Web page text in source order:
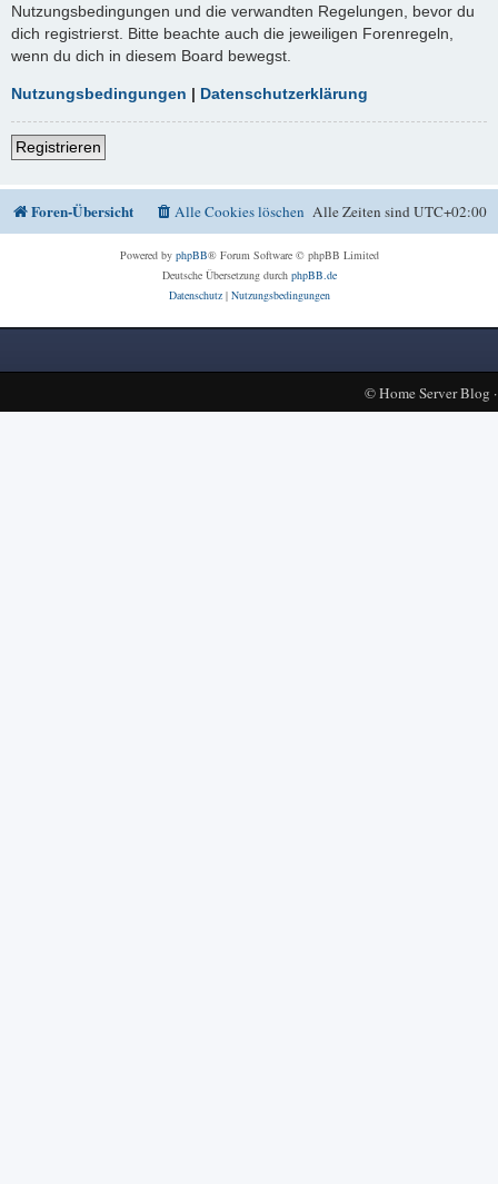
Nutzungsbedingungen und die verwandten Regelungen, bevor du
dich registrierst. Bitte beachte auch die jeweiligen Forenregeln,
wenn du dich in diesem Board bewegst.
Nutzungsbedingungen | Datenschutzerklärung
Registrieren
Foren-Übersicht Alle Zeiten sindUTC+02:00
Alle Cookies löschen
Powered by phpBB® Forum Software © phpBB Limited
Deutsche Übersetzung durch phpBB.de
Datenschutz| Nutzungsbedingungen
©Home Server Blog